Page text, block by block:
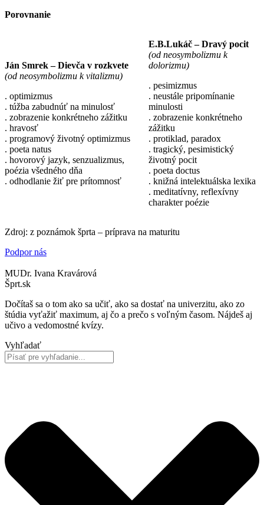
Porovnanie
Ján Smrek – Dievča v rozkvete
(od neosymbolizmu k vitalizmu)
. optimizmus
. túžba zabudnúť na minulosť
. zobrazenie konkrétneho zážitku
. hravosť
. programový životný optimizmus
. poeta natus
. hovorový jazyk, senzualizmus,
poézia všedného dňa
. odhodlanie žiť pre prítomnosť
E.B.Lukáč – Dravý pocit
(od neosymbolizmu k
dolorizmu)
. pesimizmus
. neustále pripomínanie
minulosti
. zobrazenie konkrétneho
zážitku
. protiklad, paradox
. tragický, pesimistický
životný pocit
. poeta doctus
. knižná intelektuálska lexika
. meditatívny, reflexívny
charakter poézie
Zdroj: z poznámok šprta – príprava na maturitu
Podpor nás
MUDr. Ivana Kravárová
Šprt.sk
Dočítaš sa o tom ako sa učiť, ako sa dostať na univerzitu, ako zo
štúdia vyťažiť maximum, aj čo a prečo s voľným časom. Nájdeš aj
učivo a vedomostné kvízy.
Vyhľadať